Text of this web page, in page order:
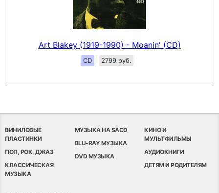
Art Blakey (1919-1990) - Moanin' (CD)
CD 2799 руб.
ВИНИЛОВЫЕ
ПЛАСТИНКИ
ПОП, РОК, ДЖАЗ
КЛАССИЧЕСКАЯ
МУЗЫКА
МУЗЫКА НА SACD
BLU-RAY МУЗЫКА
DVD МУЗЫКА
КИНО И
МУЛЬТФИЛЬМЫ
АУДИОКНИГИ
ДЕТЯМ И РОДИТЕЛЯМ